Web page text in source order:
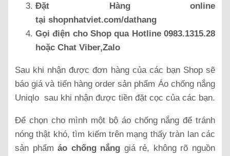
Đặt Hàng online
tại shopnhatviet.com/dathang
Gọi điện cho Shop qua Hotline 0983.1315.28
hoặc Chat Viber,Zalo
Sau khi nhận được đơn hàng của các bạn Shop sẽ
báo giá và tiến hàng order sản phẩm Áo chống nắng
Uniqlo sau khi nhận được tiền đặt cọc của các bạn.
Để chọn cho mình một bộ áo chống nắng để tránh
nóng thật khó, tìm kiếm trên mạng thấy tràn lan các
sản phẩm áo chống nắng giá rẻ, không rõ nguồn